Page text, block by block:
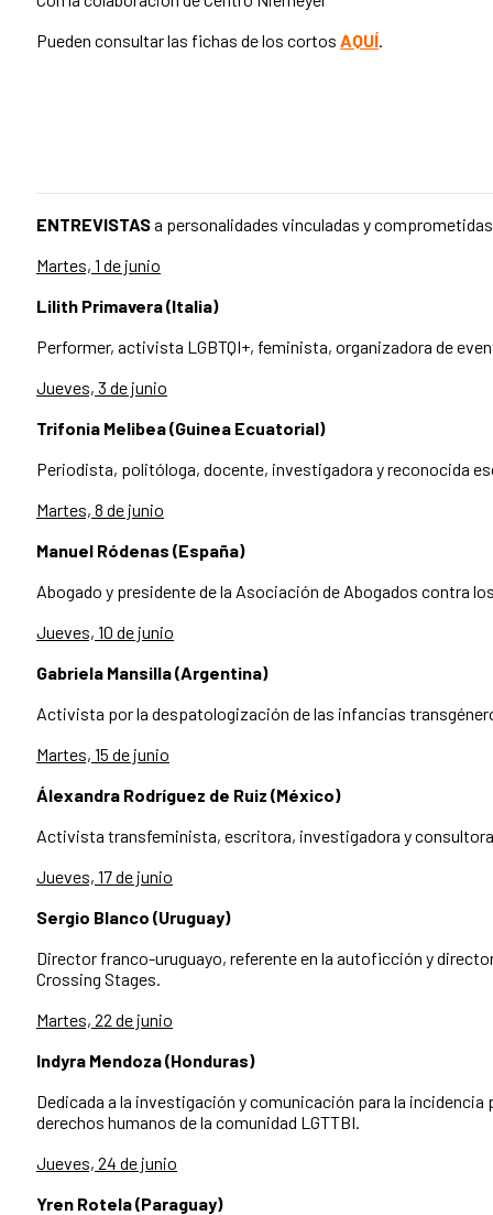
Pueden consultar las fichas de los cortos AQUÍ
ENTREVISTASa personalidades vinculadas y
Martes, 1 de junio
Lilith Primavera (Italia)
Performer, activista LGBTQI+, feminista, organizadora de
Jueves, 3 de junio
Trifonia Melibea (Guinea Ecuatorial)
Periodista, politóloga, docente, investigadora y reconocida
Martes, 8 de junio
Manuel Ródenas (España)
Abogado y presidente de la Asociación de Abogados contra
Jueves, 10 de junio
Gabriela Mansilla (Argentina)
Activista por la despatologización de las infancias
Martes, 15 de junio
Álexandra Rodríguez de Ruiz (México)
Activista transfeminista, escritora, investigadora y consultora
Jueves, 17 de junio
Sergio Blanco (Uruguay)
Director franco-uruguayo, referente en la autoficción y
Crossing Stages.
Martes, 22 de junio
Indyra Mendoza (Honduras)
Dedicada a la investigación y comunicación para la incidencia
derechos humanos de la comunidad LGTTBI.
Jueves, 24 de junio
Yren Rotela (Paraguay)